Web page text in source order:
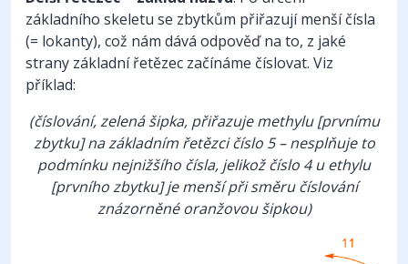
základního skeletu se zbytkům přiřazují menší čísla
(= lokanty), což nám dává odpověď na to, z jaké
strany základní řetězec začínáme číslovat. Viz
příklad:
(číslování, zelená šipka, přiřazuje methylu [prvnímu
zbytku] na základním řetězci číslo 5 – nesplňuje to
podmínku nejnižšího čísla, jelikož číslo 4 u ethylu
[prvního zbytku] je menší při směru číslování
znázorněné oranžovou šipkou)